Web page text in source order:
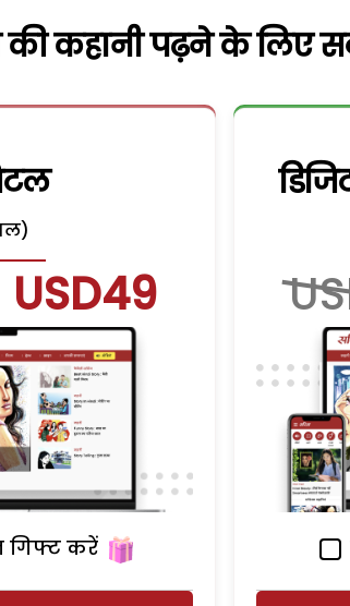
कहानी पढ़ने के लिए
USD49
गिफ्ट करें